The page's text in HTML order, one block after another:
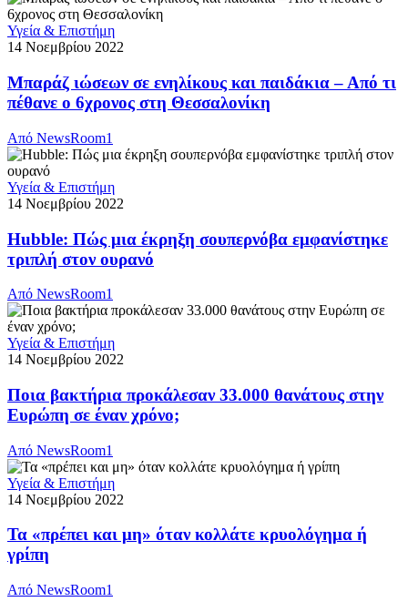
Υγεία & Επιστήμη
14 Νοεμβρίου 2022
Μπαράζ ιώσεων σε ενηλίκους και παιδάκια – Από τι
πέθανε ο 6χρονος στη Θεσσαλονίκη
Από NewsRoom1
Υγεία & Επιστήμη
14 Νοεμβρίου 2022
Hubble: Πώς μια έκρηξη σουπερνόβα εμφανίστηκε
τριπλή στον ουρανό
Από NewsRoom1
Υγεία & Επιστήμη
14 Νοεμβρίου 2022
Ποια βακτήρια προκάλεσαν 33.000 θανάτους στην
Ευρώπη σε έναν χρόνο;
Από NewsRoom1
Υγεία & Επιστήμη
14 Νοεμβρίου 2022
Τα «πρέπει και μη» όταν κολλάτε κρυολόγημα ή
γρίπη
Από NewsRoom1